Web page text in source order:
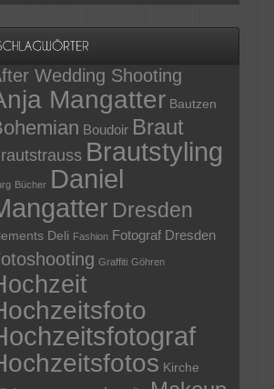
Wedding Shooting
Mangatter Bautzen
Boudoir Braut
Brautstyling
Bücher Daniel
Dresden
Deli Fashion Fotograf Dresden
Graffiti Göhren
Kirche